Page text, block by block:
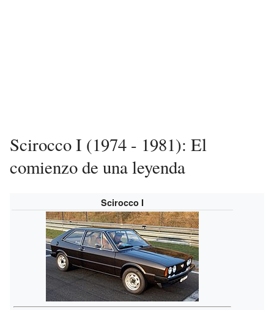
Scirocco I (1974 - 1981): El
comienzo de una leyenda
Scirocco I